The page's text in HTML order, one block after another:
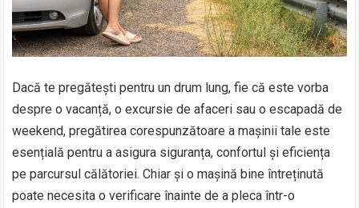
Dacă te pregătești pentru un drum lung, fie că este vorba
despre o vacanță, o excursie de afaceri sau o escapadă de
weekend, pregătirea corespunzătoare a mașinii tale este
esențială pentru a asigura siguranța, confortul și eficiența
pe parcursul călătoriei. Chiar și o mașină bine întreținută
poate necesita o verificare înainte de a pleca într-o